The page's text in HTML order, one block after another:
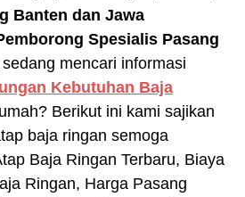
Banten dan Jawa
Spesialis Pasang
mencari informasi
Kebutuhan Baja
Berikut ini kami sajikan
baja ringan semoga
Baja Ringan Terbaru, Biaya
Ringan, Harga Pasang